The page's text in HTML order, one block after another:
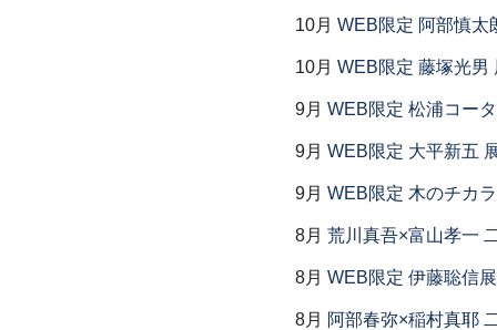
10月 WEB限定 阿部慎太
10月 WEB限定 藤塚光男
9月 WEB限定 松浦コー
9月 WEB限定 大平新五
9月 WEB限定 木のチカ
8月 荒川真吾×富山孝一
8月 WEB限定 伊藤聡信展
8月 阿部春弥×稲村真耶